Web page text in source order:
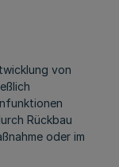
von
Rückbau
oder im